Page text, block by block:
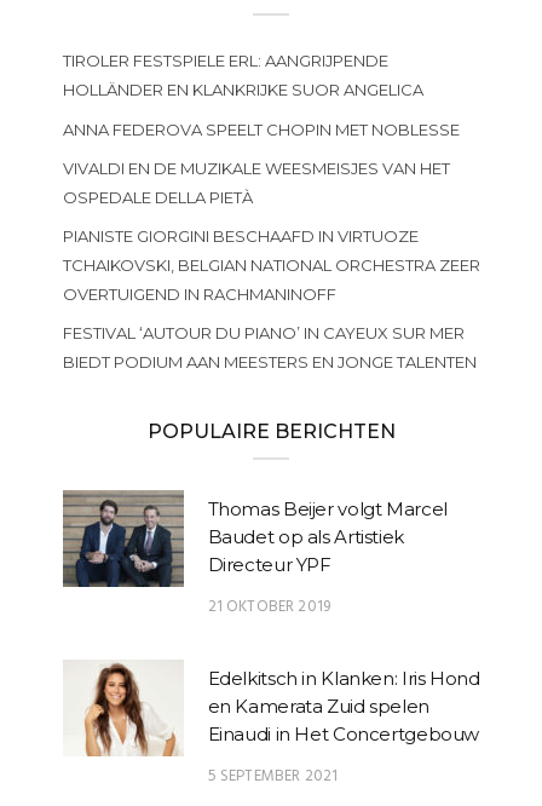
TIROLER FESTSPIELE ERL: AANGRIJPENDE
HOLLÄNDER EN KLANKRIJKE SUOR ANGELICA
ANNA FEDEROVA SPEELT CHOPIN MET NOBLESSE
VIVALDI EN DE MUZIKALE WEESMEISJES VAN HET
OSPEDALE DELLA PIETÀ
PIANISTE GIORGINI BESCHAAFD IN VIRTUOZE
TCHAIKOVSKI, BELGIAN NATIONAL ORCHESTRA ZEER
OVERTUIGEND IN RACHMANINOFF
FESTIVAL ‘AUTOUR DU PIANO’ IN CAYEUX SUR MER
BIEDT PODIUM AAN MEESTERS EN JONGE TALENTEN
POPULAIRE BERICHTEN
Thomas Beijer volgt Marcel
Baudet op als Artistiek
Directeur YPF
21 OKTOBER 2019
Edelkitsch in Klanken: Iris Hond
en Kamerata Zuid spelen
Einaudi in Het Concertgebouw
5 SEPTEMBER 2021